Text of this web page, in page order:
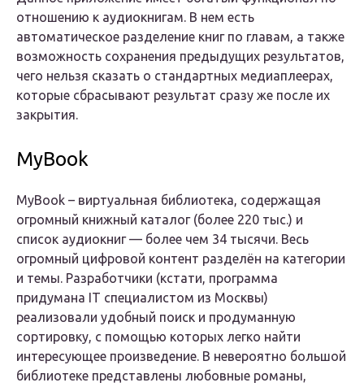
отношению к аудиокнигам. В нем есть
автоматическое разделение книг по главам, а также
возможность сохранения предыдущих результатов,
чего нельзя сказать о стандартных медиаплеерах,
которые сбрасывают результат сразу же после их
закрытия.
MyBook
MyBook – виртуальная библиотека, содержащая
огромный книжный каталог (более 220 тыс.) и
список аудиокниг — более чем 34 тысячи. Весь
огромный цифровой контент разделён на категории
и темы. Разработчики (кстати, программа
придумана IT специалистом из Москвы)
реализовали удобный поиск и продуманную
сортировку, с помощью которых легко найти
интересующее произведение. В невероятно большой
библиотеке представлены любовные романы,